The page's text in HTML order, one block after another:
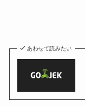
あわせて読みたい